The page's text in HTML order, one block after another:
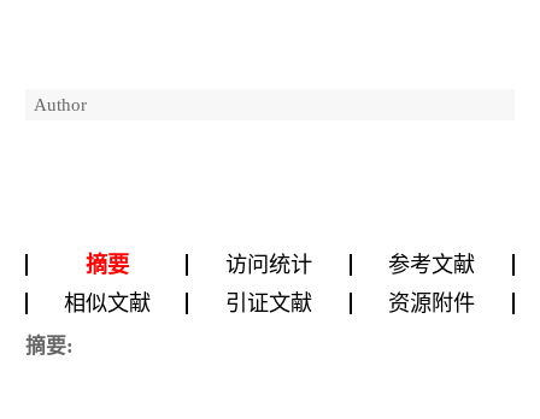
Author
摘要 访问统计
参考文献
相似文献
引证文献 资源附件
摘要: